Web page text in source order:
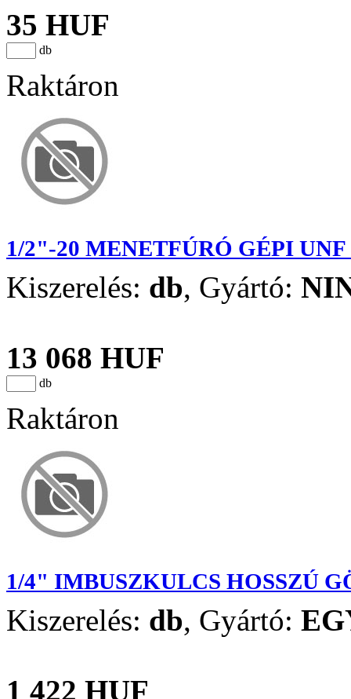
35 HUF
db
Raktáron
1/2"-20 MENETFÚRÓ GÉPI UNF
Kiszerelés: db, Gyártó:
13 068 HUF
db
Raktáron
1/4" IMBUSZKULCS HOSSZÚ
Kiszerelés: db, Gyártó:
1 422 HUF